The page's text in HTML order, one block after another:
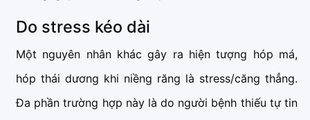
Do stress kéo dài
Một nguyên nhân khác gây ra hiện tượng hóp má,
hóp thái dương khi niềng răng là stress/căng thẳng.
Đa phần trường hợp này là do người bệnh thiếu tự tin